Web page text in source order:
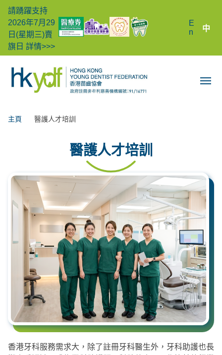
請踴躍支持
2026年7月29
日(星期三)賣
旗日 詳情>>>
E
n
中
主頁 醫護人才培訓
醫護人才培訓
香港牙科服務需求大，除了註冊牙科醫生外，牙科助護也長